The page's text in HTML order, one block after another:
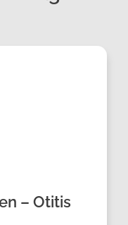
– Otitis